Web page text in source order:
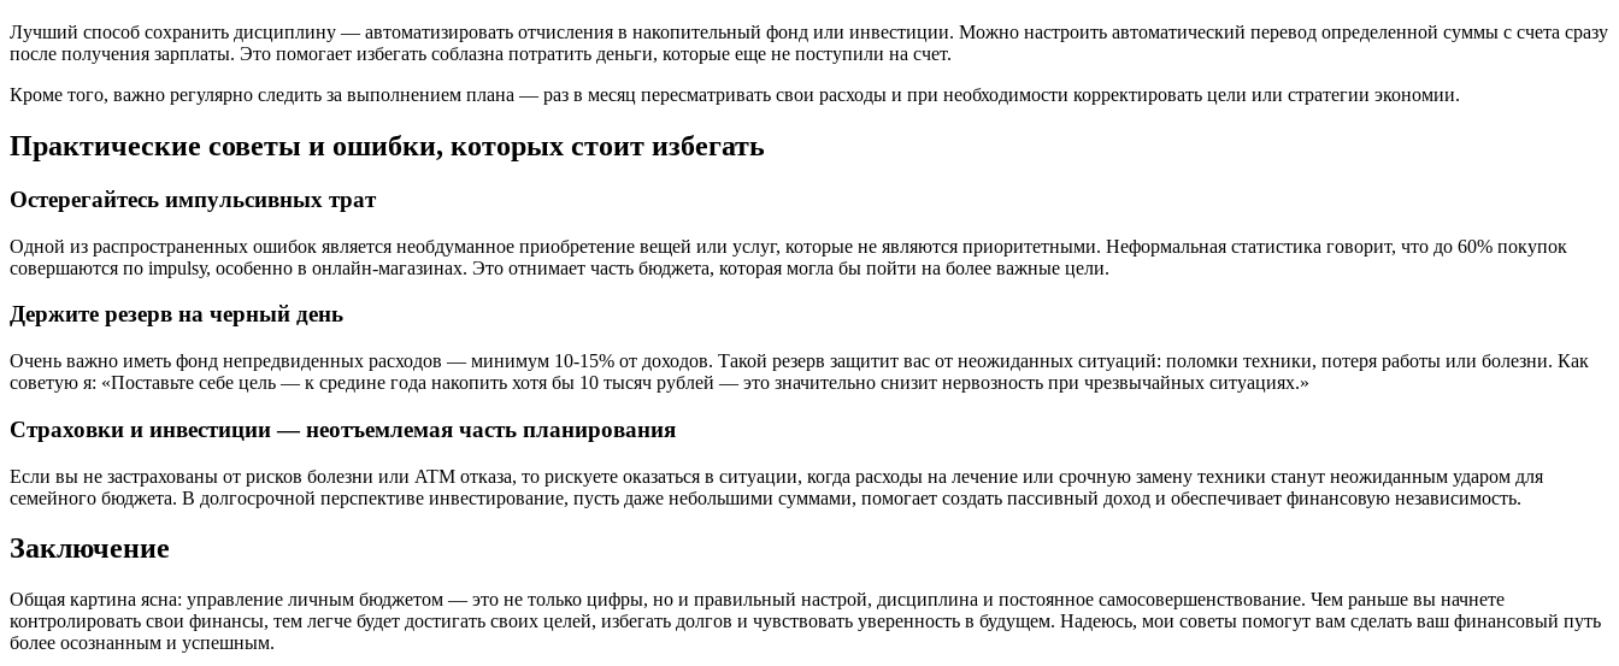
Лучший способ сохранить дисциплину — автоматизировать отчисления в накопительный фонд или инвестиции. Можно настроить автоматический перевод определенной суммы с счета сразу
после получения зарплаты. Это помогает избегать соблазна потратить деньги, которые еще не поступили на счет.
Кроме того, важно регулярно следить за выполнением плана — раз в месяц пересматривать свои расходы и при необходимости корректировать цели или стратегии экономии.
Практические советы и ошибки, которых стоит избегать
Остерегайтесь импульсивных трат
Одной из распространенных ошибок является необдуманное приобретение вещей или услуг, которые не являются приоритетными. Неформальная статистика говорит, что до 60% покупок
совершаются по impulsу, особенно в онлайн-магазинах. Это отнимает часть бюджета, которая могла бы пойти на более важные цели.
Держите резерв на черный день
Очень важно иметь фонд непредвиденных расходов — минимум 10-15% от доходов. Такой резерв защитит вас от неожиданных ситуаций: поломки техники, потеря работы или болезни. Как
советую я: «Поставьте себе цель — к средине года накопить хотя бы 10 тысяч рублей — это значительно снизит нервозность при чрезвычайных ситуациях.»
Страховки и инвестиции — неотъемлемая часть планирования
Если вы не застрахованы от рисков болезни или ATM отказа, то рискуете оказаться в ситуации, когда расходы на лечение или срочную замену техники станут неожиданным ударом для
семейного бюджета. В долгосрочной перспективе инвестирование, пусть даже небольшими суммами, помогает создать пассивный доход и обеспечивает финансовую независимость.
Заключение
Общая картина ясна: управление личным бюджетом — это не только цифры, но и правильный настрой, дисциплина и постоянное самосовершенствование. Чем раньше вы начнете
контролировать свои финансы, тем легче будет достигать своих целей, избегать долгов и чувствовать уверенность в будущем. Надеюсь, мои советы помогут вам сделать ваш финансовый путь
более осознанным и успешным.